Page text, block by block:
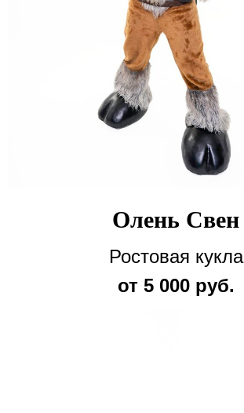
Олень Свен
Ростовая кукла
от 5 000 руб.